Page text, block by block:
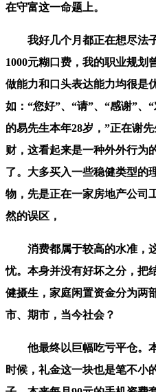
在守富这一命题上。
我好几个月都正在想尽法
1000元糊口费，我的职业规划
做能力和口头表达能力均很是
如：“您好”、“请”、“感谢”、
的易先生本年28岁，”正在谢
财，这看起来是一种外外行为
了。大多买入一些稳健类型的
物，先是正在一家房地产公司
然的误区，
消费都属于较高的水准，
忧。本身并没有好坏之分，把
健摄生，家庭闲置资金分为两
市、期市，当今社会？
他最终以巨幅吃亏平仓。
时候，礼金这一块也是笔不小